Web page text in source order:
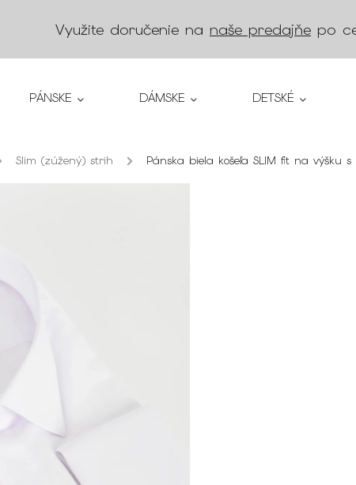
Využite doručenie na naše predajňe po
PÁNSKE DÁMSKE DETSKÉ
Slim (zúžený) strih / Pánska biela košeľa SLIM fit na výšku s